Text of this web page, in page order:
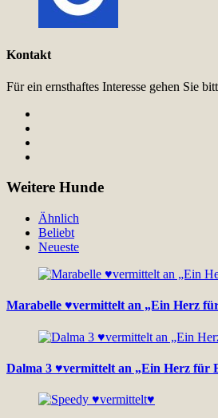
Kontakt
Für ein ernsthaftes Interesse gehen Sie
Weitere Hunde
Ähnlich
Beliebt
Neueste
Marabelle ♥vermittelt an „Ein Herz
Dalma 3 ♥vermittelt an „Ein Herz für